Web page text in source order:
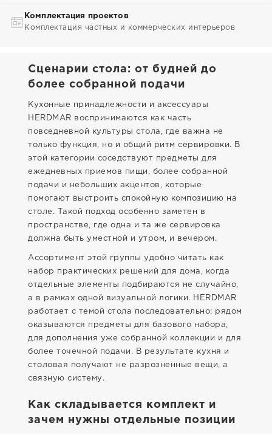
Комплектация проектов
Комплектация частных и коммерческих интерьеров
Сценарии стола: от будней до
более собранной подачи
Кухонные принадлежности и аксессуары
HERDMAR воспринимаются как часть
повседневной культуры стола, где важна не
только функция, но и общий ритм сервировки. В
этой категории соседствуют предметы для
ежедневных приемов пищи, более собранной
подачи и небольших акцентов, которые
помогают выстроить спокойную композицию на
столе. Такой подход особенно заметен в
пространстве, где одна и та же сервировка
должна быть уместной и утром, и вечером.
Ассортимент этой группы удобно читать как
набор практических решений для дома, когда
отдельные элементы подбираются не случайно,
а в рамках одной визуальной логики. HERDMAR
работает с темой стола последовательно: рядом
оказываются предметы для базового набора,
для дополнения уже собранной коллекции и для
более точечной подачи. В результате кухня и
столовая получают не разрозненные вещи, а
связную систему.
Как складывается комплект и
зачем нужны отдельные позиции